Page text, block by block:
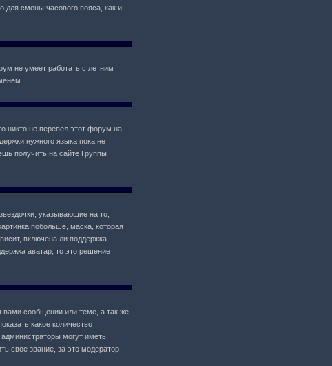
для смены часового пояса, как и
не умеет работать с летним
никто не перевел этот форум на
нужного языка пока не
получить на сайте Группы
указывающие на то,
побольше, маска, которая
включена ли поддержка
аватар, то это решение
сообщении или теме, а так же
какое количество
могут иметь
свое звание, за это модератор